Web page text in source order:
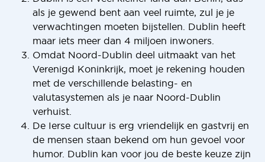
als je gewend bent aan veel ruimte, zul je je
verwachtingen moeten bijstellen. Dublin heeft
maar iets meer dan 4 miljoen inwoners.
Omdat Noord-Dublin deel uitmaakt van het
Verenigd Koninkrijk, moet je rekening houden
met de verschillende belasting- en
valutasystemen als je naar Noord-Dublin
verhuist.
De Ierse cultuur is erg vriendelijk en gastvrij en
de mensen staan bekend om hun gevoel voor
humor. Dublin kan voor jou de beste keuze zijn